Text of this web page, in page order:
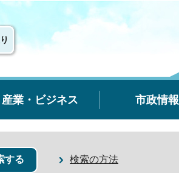
産業・ビジネス 市政情報
検索の方法